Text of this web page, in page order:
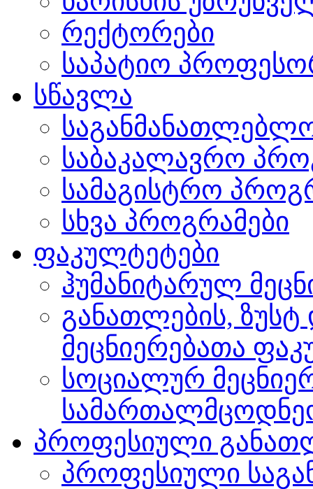
რექტორები
საპატიო
სწავლა
საბაკალავრო
სამაგისტრო
სხვა პროგრამები
ფაკულტეტები
ჰუმანიტარულ
განათლების, ზუსტ
მეცნიერებათა
სოციალურ
პროფესიული
პროფესიული